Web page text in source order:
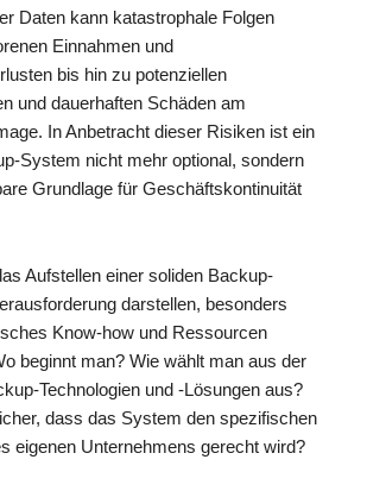
Daten kann katastrophale Folgen
Einnahmen und
bis hin zu potenziellen
und dauerhaften Schäden am
In Anbetracht dieser Risiken ist ein
System nicht mehr optional, sondern
Grundlage für Geschäftskontinuität
Aufstellen einer soliden Backup-
darstellen, besonders
Know-how und Ressourcen
beginnt man? Wie wählt man aus der
Technologien und -Lösungen aus?
dass das System den spezifischen
eigenen Unternehmens gerecht wird?